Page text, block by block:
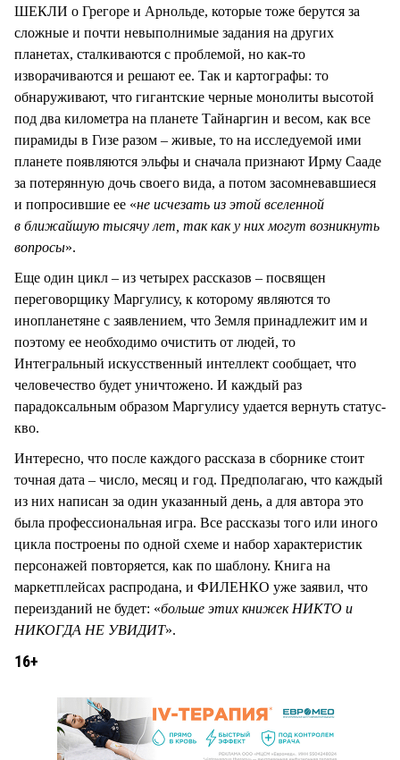
ШЕКЛИ о Грегоре и Арнольде, которые тоже берутся за
сложные и почти невыполнимые задания на других
планетах, сталкиваются с проблемой, но как-то
изворачиваются и решают ее. Так и картографы: то
обнаруживают, что гигантские черные монолиты высотой
под два километра на планете Тайнаргин и весом, как все
пирамиды в Гизе разом – живые, то на исследуемой ими
планете появляются эльфы и сначала признают Ирму Сааде
за потерянную дочь своего вида, а потом засомневавшиеся
и попросившие ее «не исчезать из этой вселенной
в ближайшую тысячу лет, так как у них могут возникнуть
вопросы».
Еще один цикл – из четырех рассказов – посвящен
переговорщику Маргулису, к которому являются то
инопланетяне с заявлением, что Земля принадлежит им и
поэтому ее необходимо очистить от людей, то
Интегральный искусственный интеллект сообщает, что
человечество будет уничтожено. И каждый раз
парадоксальным образом Маргулису удается вернуть статус-
кво.
Интересно, что после каждого рассказа в сборнике стоит
точная дата – число, месяц и год. Предполагаю, что каждый
из них написан за один указанный день, а для автора это
была профессиональная игра. Все рассказы того или иного
цикла построены по одной схеме и набор характеристик
персонажей повторяется, как по шаблону. Книга на
маркетплейсах распродана, и ФИЛЕНКО уже заявил, что
переизданий не будет: «больше этих книжек НИКТО и
НИКОГДА НЕ УВИДИТ».
16+